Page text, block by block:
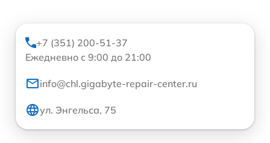
+7 (351) 200-51-37
Ежедневно с 9:00 до 21:00
info@chl.gigabyte-repair-center.ru
ул. Энгельса, 75